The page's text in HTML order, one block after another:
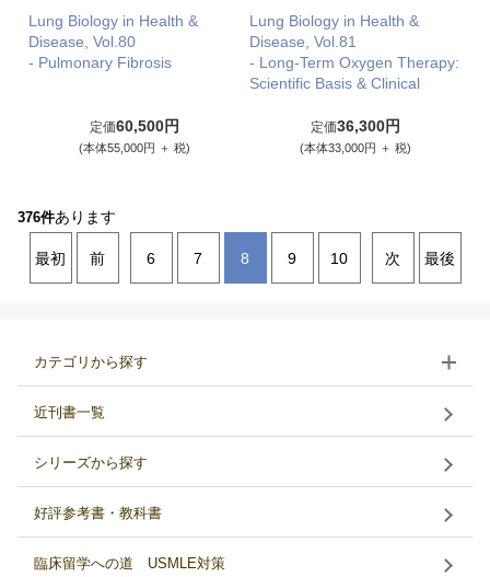
Lung Biology in Health &
Disease, Vol.80
- Pulmonary Fibrosis
定価60,500円
(本体55,000円 ＋ 税)
Lung Biology in Health &
Disease, Vol.81
- Long-Term Oxygen Therapy:
Scientific Basis & Clinical
定価36,300円
(本体33,000円 ＋ 税)
376件あります
最初 前 6 7 8 9 10 次 最後
カテゴリから探す
近刊書一覧
シリーズから探す
好評参考書・教科書
臨床留学への道 USMLE対策